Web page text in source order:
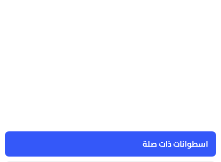
اسطوانات ذات صلة